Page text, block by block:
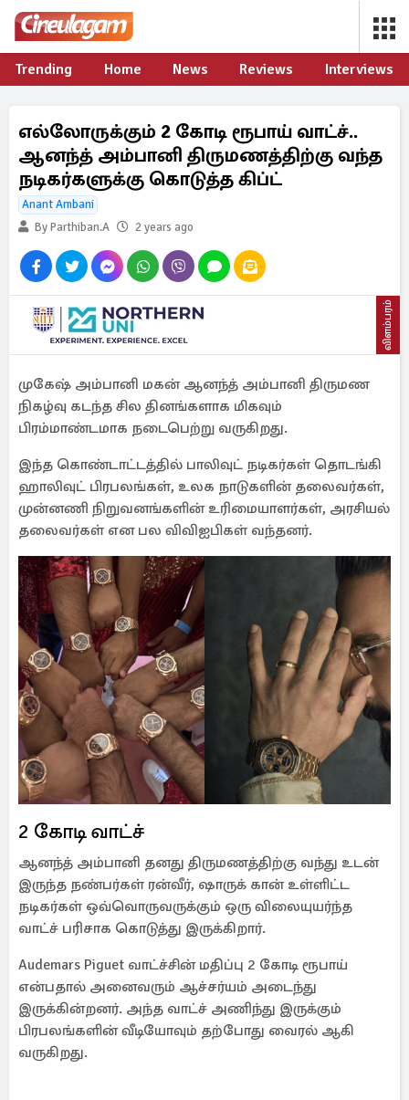
Trending Home News Reviews Interviews
எல்லோருக்கும் 2 கோடி ரூபாய் வாட்ச்..
ஆனந்த் அம்பானி திருமணத்திற்கு வந்த
நடிகர்களுக்கு கொடுத்த கிப்ட்
Anant Ambani
By Parthiban.A
2 years ago
விளம்பரம்
முகேஷ் அம்பானி மகன் ஆனந்த் அம்பானி திருமண
நிகழ்வு கடந்த சில தினங்களாக மிகவும்
பிரம்மாண்டமாக நடைபெற்று வருகிறது.
இந்த கொண்டாட்டத்தில் பாலிவுட் நடிகர்கள் தொடங்கி
ஹாலிவுட் பிரபலங்கள், உலக நாடுகளின் தலைவர்கள்,
முன்னணி நிறுவனங்களின் உரிமையாளர்கள், அரசியல்
தலைவர்கள் என பல விவிஐபிகள் வந்தனர்.
2 கோடி வாட்ச்
ஆனந்த் அம்பானி தனது திருமணத்திற்கு வந்து உடன்
இருந்த நண்பர்கள் ரன்வீர், ஷாருக் கான் உள்ளிட்ட
நடிகர்கள் ஒவ்வொருவருக்கும் ஒரு விலையுயர்ந்த
வாட்ச் பரிசாக கொடுத்து இருக்கிறார்.
Audemars Piguet வாட்ச்சின் மதிப்பு 2 கோடி ரூபாய்
என்பதால் அனைவரும் ஆச்சர்யம் அடைந்து
இருக்கின்றனர். அந்த வாட்ச் அணிந்து இருக்கும்
பிரபலங்களின் வீடியோவும் தற்போது வைரல் ஆகி
வருகிறது.